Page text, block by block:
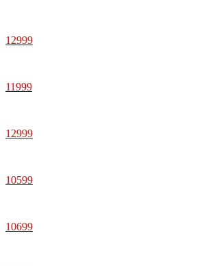
12999
11999
12999
10599
10699